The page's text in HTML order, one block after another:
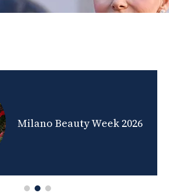
Milano Beauty Week 2026